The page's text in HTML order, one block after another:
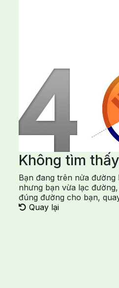
Không tìm
Bạn đang trên nửa đường
nhưng bạn vừa lạc
đúng đường cho bạn,
Quay lại